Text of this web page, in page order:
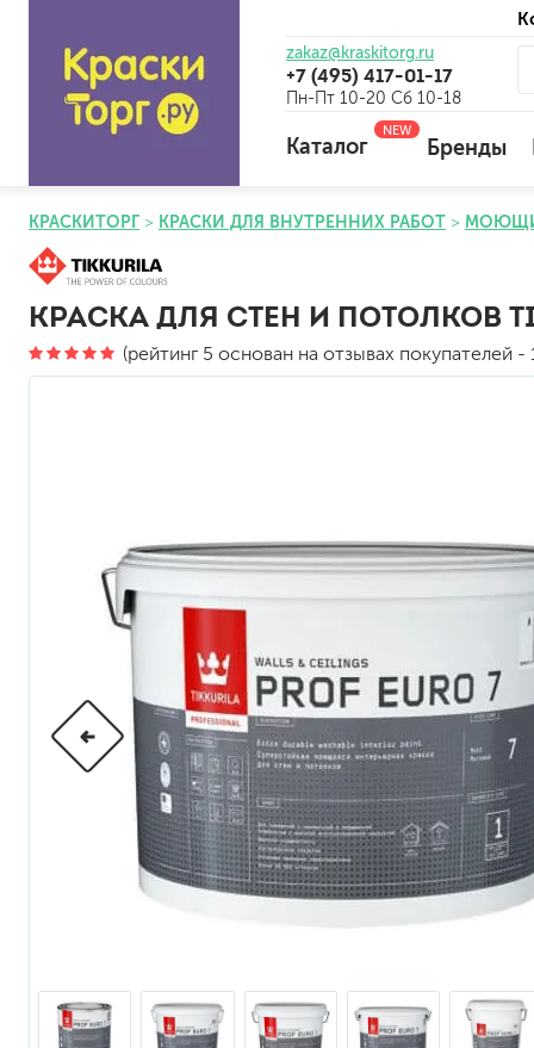
zakaz@kraskitorg.ru
+7 (495) 417-01-17
Пн-Пт 10-20 Сб 10-18
Каталог
NEW
универсальные
огнебиозащитные
по металлу
под декоративные
под штукатурку
для паркета и
для стен, потолков
для мебели
для бетона и камня
масла для внутренних
Бренды
КРАСКИТОРГ КРАСКИ ДЛЯ ВНУТРЕННИХ РАБОТ
КРАСКА ДЛЯ СТЕН И ПОТОЛКОВ
(рейтинг 5 основан на отзывах покупателей -